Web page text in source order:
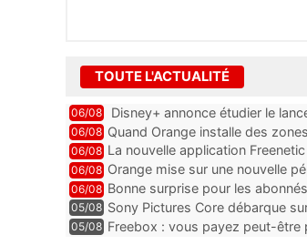
TOUTE L'ACTUALITÉ
06/08 Disney+ annonce étudier le
06/08 Quand Orange installe des
06/08 La nouvelle application
abonnés Freebox, testez la
06/08 Orange mise sur une nouvelle
06/08 Bonne surprise pour les
inclus
05/08 Sony Pictures Core débarque
05/08 Freebox : vous payez peut-